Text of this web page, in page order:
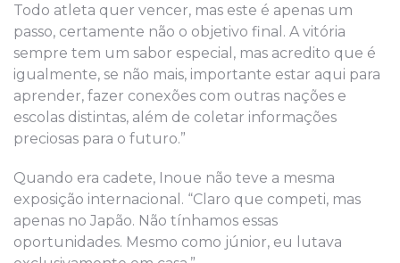
Todo atleta quer vencer, mas este é apenas um
passo, certamente não o objetivo final. A vitória
sempre tem um sabor especial, mas acredito que é
igualmente, se não mais, importante estar aqui para
aprender, fazer conexões com outras nações e
escolas distintas, além de coletar informações
preciosas para o futuro.”
Quando era cadete, Inoue não teve a mesma
exposição internacional. “Claro que competi, mas
apenas no Japão. Não tínhamos essas
oportunidades. Mesmo como júnior, eu lutava